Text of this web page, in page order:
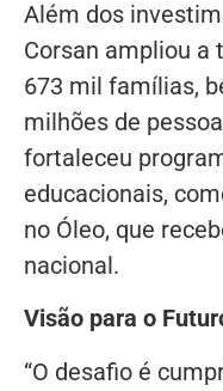
Além dos
Corsan ampliou a
673 mil famílias,
milhões de
fortaleceu
educacionais,
no Óleo, que
nacional.
Visão para o
“O desafio é